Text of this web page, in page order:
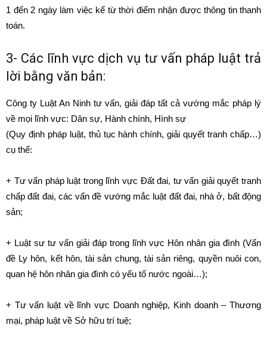
1 đến 2 ngày làm việc kể từ thời điểm nhận được thông tin thanh
toán.
3- Các lĩnh vực dịch vụ tư vấn pháp luật trả
lời bằng văn bản:
Công ty Luật An Ninh tư vấn, giải đáp tất cả vướng mắc pháp lý
về mọi lĩnh vực: Dân sự, Hành chính, Hình sự
(Quy định pháp luật, thủ tục hành chính, giải quyết tranh chấp…)
cụ thể:
+ Tư vấn pháp luật trong lĩnh vực Đất đai, tư vấn giải quyết tranh
chấp đất đai, các vấn đề vướng mắc luật đất đai, nhà ở, bất động
sản;
+ Luật sư tư vấn giải đáp trong lĩnh vực Hôn nhân gia đình (Vấn
đề Ly hôn, kết hôn, tài sản chung, tài sản riêng, quyền nuôi con,
quan hệ hôn nhân gia đình có yếu tố nước ngoài…);
+ Tư vấn luật về lĩnh vực Doanh nghiệp, Kinh doanh – Thương
mại, pháp luật về Sở hữu trí tuệ;